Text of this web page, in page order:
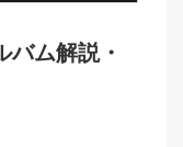
バム解説・